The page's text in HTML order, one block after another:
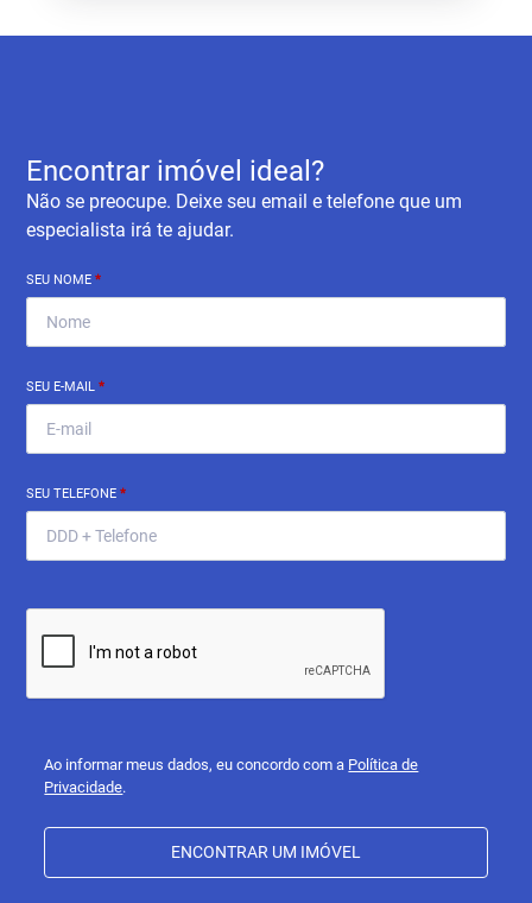
Encontrar imóvel ideal?
Não se preocupe. Deixe seu email e telefone que um
especialista irá te ajudar.
SEU NOME*
SEU E-MAIL*
SEU TELEFONE*
Ao informar meus dados, eu concordo com a Política de
Privacidade.
ENCONTRAR UM IMÓVEL